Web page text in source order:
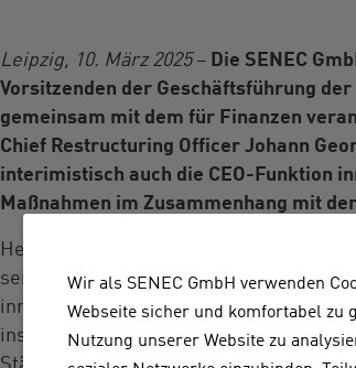
Wir als SENEC GmbH verwenden
Webseite sicher und komfortabel
Nutzung unserer Website zu
Leipzig, 10. März 2025– Die SENEC
Vorsitzenden der Geschäftsführung der
gemeinsam mit dem für Finanzen
Chief Restructuring Officer Johann
interimistisch auch die CEO-Funktion
Maßnahmen im Zusammenhang mit
Herbert Schein bringt umfassende
seiner früheren Laufbahn als
innovativer Lithium-Ionen-
insbesondere auf der Einführung